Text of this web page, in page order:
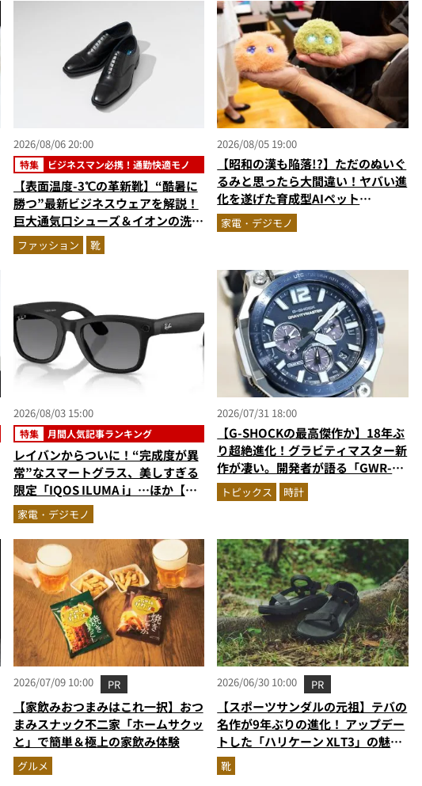
2026/08/06 20:00
特集 ビジネスマン必携！通勤快適モノ
【表面温度-3℃の革新靴】“酷暑に
勝つ”最新ビジネスウェアを解説！
巨大通気口シューズ＆イオンの洗え
る1万円台セットアップほか
ファッション 靴
2026/08/05 19:00
【昭和の漢も陥落!?】ただのぬいぐ
るみと思ったら大間違い！ヤバい進
化を遂げた育成型AIペット
「Fuzozo」にハートを奪われた
家電・デジモノ
2026/08/03 15:00
特集 月間人気記事ランキング
レイバンからついに！“完成度が異
常”なスマートグラス、美しすぎる
限定「IQOS ILUMA i」…ほか【ガ
ジェットの人気記事ランキングベス
ト3】（2026年6月版）
家電・デジモノ
2026/07/31 18:00
【G-SHOCKの最高傑作か】18年ぶ
り超絶進化！グラビティマスター新
作が凄い。開発者が語る「GWR-
B3000」最新ムーブメントの衝撃
トピックス 時計
2026/07/09 10:00 PR
【家飲みおつまみはこれ一択】おつ
まみスナック不二家「ホームサクッ
と」で簡単＆極上の家飲み体験
グルメ
2026/06/30 10:00 PR
【スポーツサンダルの元祖】テバの
名作が9年ぶりの進化！ アップデー
トした「ハリケーン XLT3」の魅力
を識者があらゆる角度から徹底解
説！
靴